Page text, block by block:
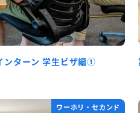
ンターン 学生ビザ編①
ワーホリ・セカンド